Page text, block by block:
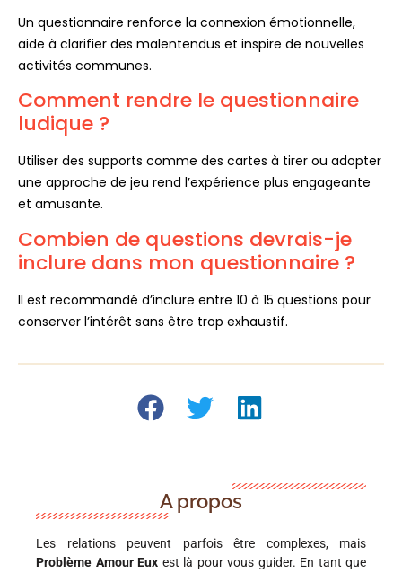
Un questionnaire renforce la connexion émotionnelle,
aide à clarifier des malentendus et inspire de nouvelles
activités communes.
Comment rendre le questionnaire
ludique ?
Utiliser des supports comme des cartes à tirer ou adopter
une approche de jeu rend l’expérience plus engageante
et amusante.
Combien de questions devrais-je
inclure dans mon questionnaire ?
Il est recommandé d’inclure entre 10 à 15 questions pour
conserver l’intérêt sans être trop exhaustif.
A propos
Les relations peuvent parfois être complexes, mais
Problème Amour Eux est là pour vous guider. En tant que